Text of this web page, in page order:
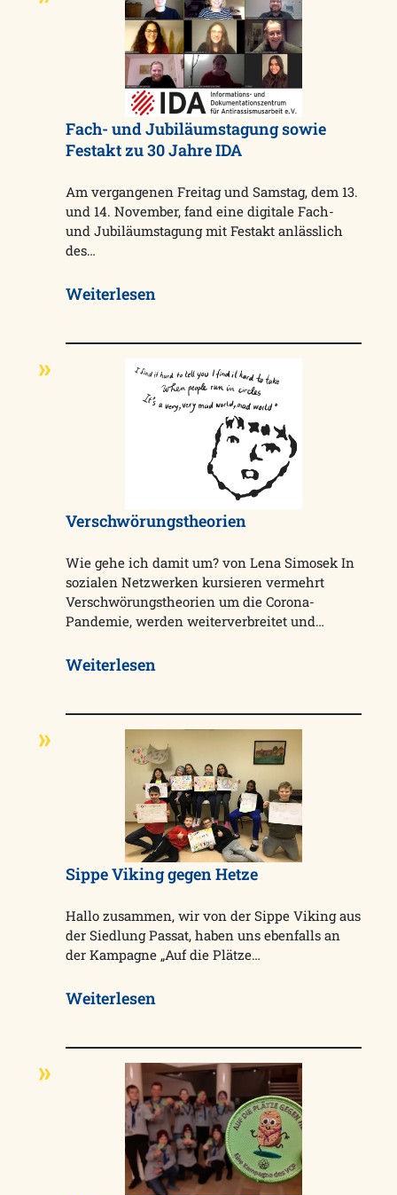
Fach- und Jubiläumstagung sowie
Festakt zu 30 Jahre IDA
Am vergangenen Freitag und Samstag, dem 13.
und 14. November, fand eine digitale Fach-
und Jubiläumstagung mit Festakt anlässlich
des…
Weiterlesen
Verschwörungstheorien
Wie gehe ich damit um? von Lena Simosek In
sozialen Netzwerken kursieren vermehrt
Verschwörungstheorien um die Corona-
Pandemie, werden weiterverbreitet und…
Weiterlesen
Sippe Viking gegen Hetze
Hallo zusammen, wir von der Sippe Viking aus
der Siedlung Passat, haben uns ebenfalls an
der Kampagne „Auf die Plätze…
Weiterlesen